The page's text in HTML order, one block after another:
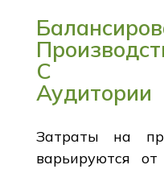
С
Аудитории
Затраты на
варьируются